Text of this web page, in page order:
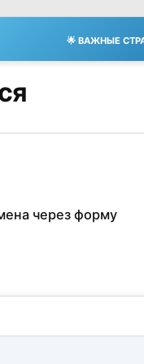
🌟 ВАЖНЫЕ
через форму